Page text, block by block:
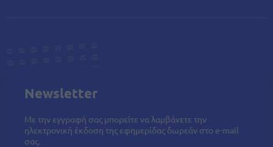
Newsletter
Με την εγγραφή σας μπορείτε να λαμβάνετε την
ηλεκτρονική έκδοση της εφημερίδας δωρεάν στο e-mail
σας.